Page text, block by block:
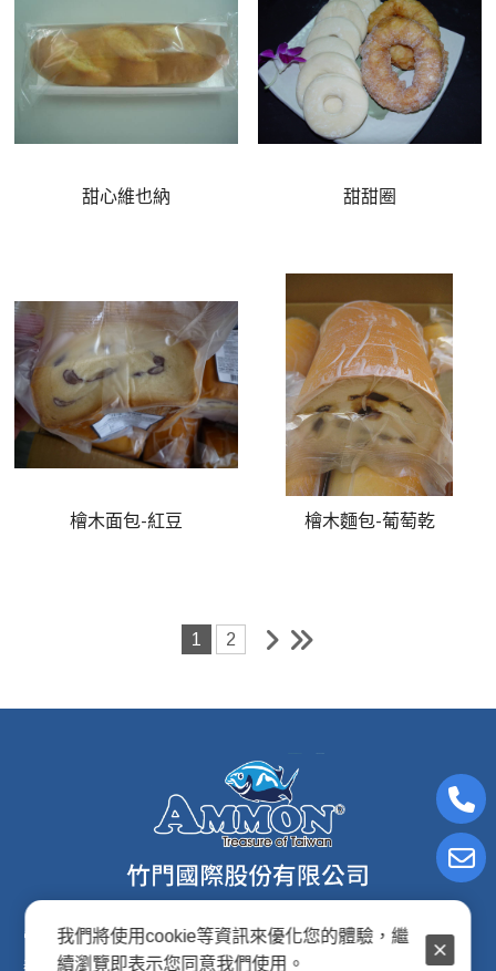
甜心維也納 甜甜圈
檜木面包-紅豆 檜木麵包-葡萄乾
1 2
電子信箱:ammon8@ms22.hinet.net
我們將使用cookie等資訊來優化您的體驗，繼
續瀏覽即表示您同意我們使用。